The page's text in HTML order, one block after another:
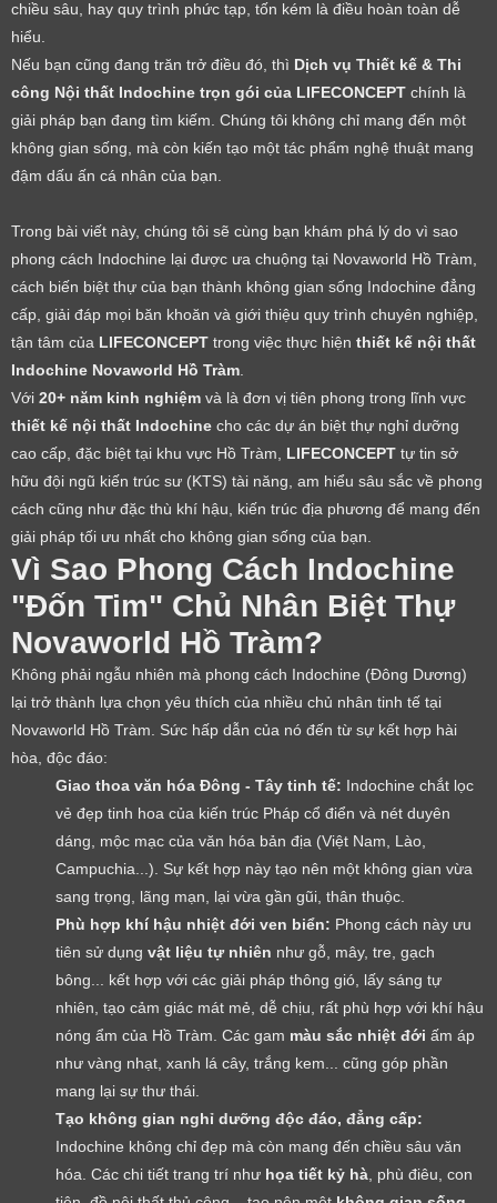
chiều sâu, hay quy trình phức tạp, tốn kém là điều hoàn toàn dễ
hiểu.
Nếu bạn cũng đang trăn trở điều đó, thì Dịch vụ Thiết kế & Thi
công Nội thất Indochine trọn gói của LIFECONCEPT chính là
giải pháp bạn đang tìm kiếm. Chúng tôi không chỉ mang đến một
không gian sống, mà còn kiến tạo một tác phẩm nghệ thuật mang
đậm dấu ấn cá nhân của bạn.
Trong bài viết này, chúng tôi sẽ cùng bạn khám phá lý do vì sao
phong cách Indochine lại được ưa chuộng tại Novaworld Hồ Tràm,
cách biến biệt thự của bạn thành không gian sống Indochine đẳng
cấp, giải đáp mọi băn khoăn và giới thiệu quy trình chuyên nghiệp,
tận tâm của LIFECONCEPT trong việc thực hiện thiết kế nội thất
Indochine Novaworld Hồ Tràm
Với 20+ năm kinh nghiệm và là đơn vị tiên phong trong lĩnh vực
thiết kế nội thất Indochine cho các dự án biệt thự nghỉ dưỡng
cao cấp, đặc biệt tại khu vực Hồ Tràm, LIFECONCEPT tự tin sở
hữu đội ngũ kiến trúc sư (KTS) tài năng, am hiểu sâu sắc về phong
cách cũng như đặc thù khí hậu, kiến trúc địa phương để mang đến
giải pháp tối ưu nhất cho không gian sống của bạn.
Vì Sao Phong Cách Indochine
"Đốn Tim" Chủ Nhân Biệt Thự
Novaworld Hồ Tràm?
Không phải ngẫu nhiên mà phong cách Indochine (Đông Dương)
lại trở thành lựa chọn yêu thích của nhiều chủ nhân tinh tế tại
Novaworld Hồ Tràm. Sức hấp dẫn của nó đến từ sự kết hợp hài
hòa, độc đáo:
Giao thoa văn hóa Đông - Tây tinh tế: Indochine chắt lọc
vẻ đẹp tinh hoa của kiến trúc Pháp cổ điển và nét duyên
dáng, mộc mạc của văn hóa bản địa (Việt Nam, Lào,
Campuchia...). Sự kết hợp này tạo nên một không gian vừa
sang trọng, lãng mạn, lại vừa gần gũi, thân thuộc.
Phù hợp khí hậu nhiệt đới ven biển: Phong cách này ưu
tiên sử dụng vật liệu tự nhiên như gỗ, mây, tre, gạch
bông... kết hợp với các giải pháp thông gió, lấy sáng tự
nhiên, tạo cảm giác mát mẻ, dễ chịu, rất phù hợp với khí hậu
nóng ẩm của Hồ Tràm. Các gam màu sắc nhiệt đới ấm áp
như vàng nhạt, xanh lá cây, trắng kem... cũng góp phần
mang lại sự thư thái.
Tạo không gian nghỉ dưỡng độc đáo, đẳng cấp:
Indochine không chỉ đẹp mà còn mang đến chiều sâu văn
hóa. Các chi tiết trang trí như họa tiết kỷ hà , phù điêu, con